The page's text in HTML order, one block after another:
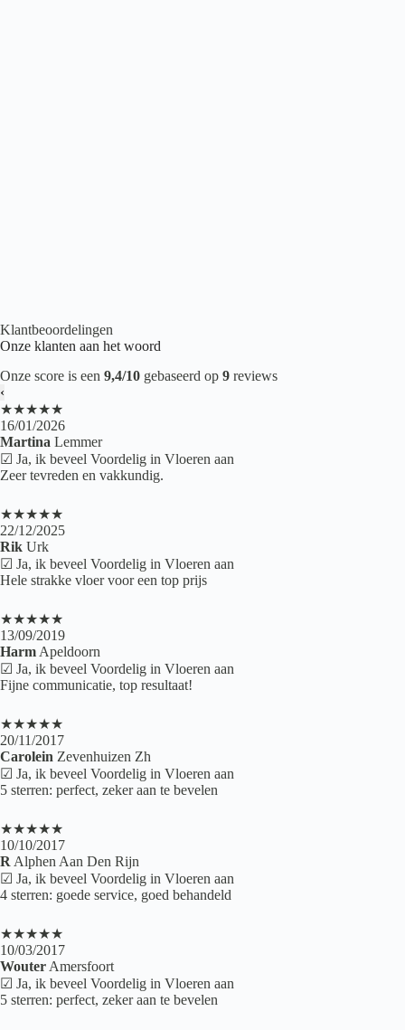
Klantbeoordelingen
Onze klanten aan het woord
Onze score is een 9,4/10 gebaseerd op 9 reviews
‹
★★★★★
16/01/2026
Martina Lemmer
☑ Ja, ik beveel Voordelig in Vloeren aan
Zeer tevreden en vakkundig.
★★★★★
22/12/2025
Rik Urk
☑ Ja, ik beveel Voordelig in Vloeren aan
Hele strakke vloer voor een top prijs
★★★★★
13/09/2019
Harm Apeldoorn
☑ Ja, ik beveel Voordelig in Vloeren aan
Fijne communicatie, top resultaat!
★★★★★
20/11/2017
Carolein Zevenhuizen Zh
☑ Ja, ik beveel Voordelig in Vloeren aan
5 sterren: perfect, zeker aan te bevelen
★★★★★
10/10/2017
R Alphen Aan Den Rijn
☑ Ja, ik beveel Voordelig in Vloeren aan
4 sterren: goede service, goed behandeld
★★★★★
10/03/2017
Wouter Amersfoort
☑ Ja, ik beveel Voordelig in Vloeren aan
5 sterren: perfect, zeker aan te bevelen